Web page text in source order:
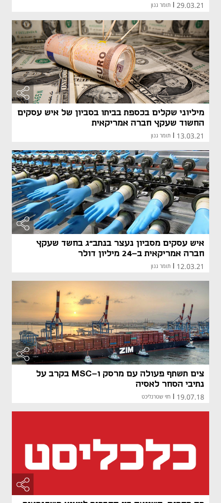
29.03.21 תומר גנון
מיליוני שקלים בכספת בביתו בסביון של איש עסקים
החשוד שעקץ חברה אמריקאית
13.03.21 תומר גנון
איש עסקים מסביון נעצר בנתב"ג בחשד שעקץ
חברה אמריקאית ב-24 מיליון דולר
12.03.21 תומר גנון
צים תשתף פעולה עם מרסק ו-MSC בקרב על
נתיבי הסחר לאסיה
19.07.18 חזי שטרנליכט